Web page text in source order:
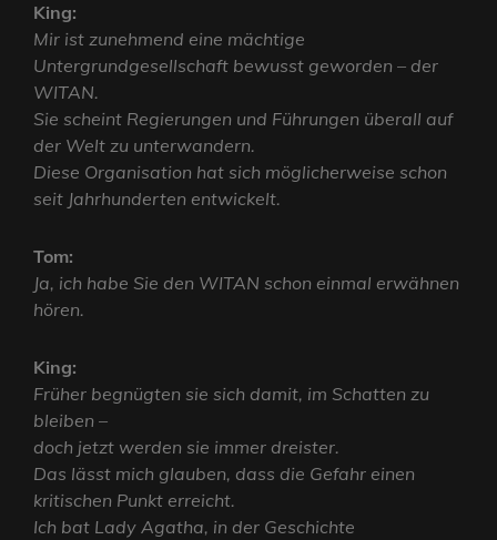
King:
Mir ist zunehmend eine mächtige
Untergrundgesellschaft bewusst geworden – der
WITAN.
Sie scheint Regierungen und Führungen überall auf
der Welt zu unterwandern.
Diese Organisation hat sich möglicherweise schon
seit Jahrhunderten entwickelt.
Tom:
Ja, ich habe Sie den WITAN schon einmal erwähnen
hören.
King:
Früher begnügten sie sich damit, im Schatten zu
bleiben –
doch jetzt werden sie immer dreister.
Das lässt mich glauben, dass die Gefahr einen
kritischen Punkt erreicht.
Ich bat Lady Agatha, in der Geschichte